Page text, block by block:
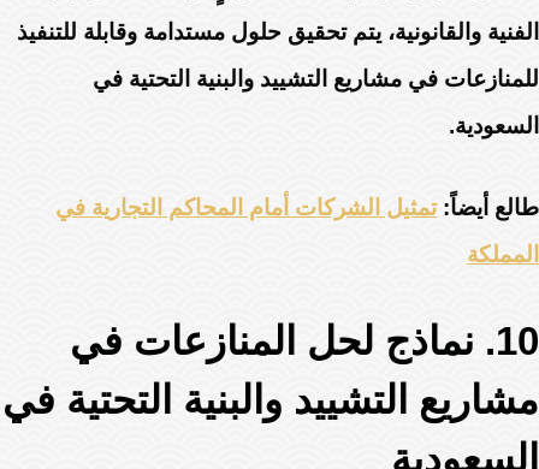
الفنية والقانونية، يتم تحقيق حلول مستدامة وقابلة للتنفيذ
للمنازعات في مشاريع التشييد والبنية التحتية في
السعودية.
طالع أيضاً:تمثيل الشركات أمام المحاكم التجارية في
المملكة
10. نماذج لحل المنازعات في
مشاريع التشييد والبنية التحتية في
السعودية